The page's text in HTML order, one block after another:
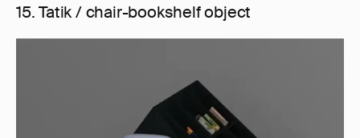
15. Tatik / chair-bookshelf object